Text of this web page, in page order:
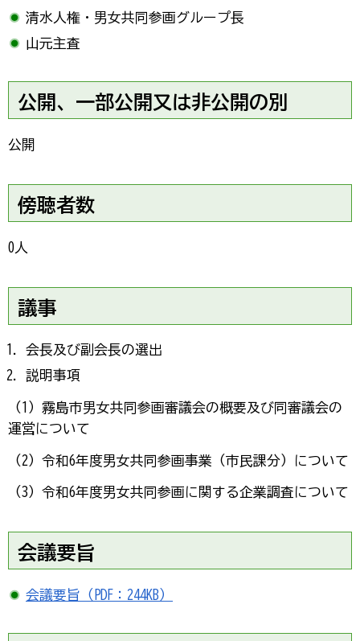
清水人権・男女共同参画グループ長
山元主査
公開、一部公開又は非公開の別
公開
傍聴者数
0人
議事
会長及び副会長の選出
説明事項
（1）霧島市男女共同参画審議会の概要及び同審議会の
運営について
（2）令和6年度男女共同参画事業（市民課分）について
（3）令和6年度男女共同参画に関する企業調査について
会議要旨
会議要旨（PDF：244KB）